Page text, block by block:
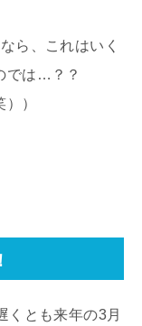
ら、これはいく
では…？？
）
くとも来年の3月